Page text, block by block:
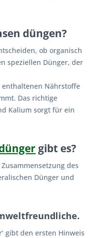
düngen?
ob organisch
speziellen Dünger, der
Nährstoffe
Das richtige
Kalium sorgt für ein
gibt es?
des
Dünger und
gibt den ersten Hinweis